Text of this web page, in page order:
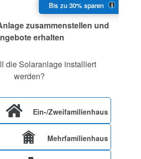
zusammenstellen und
erhalten
die Solaranlage installiert
werden?
Ein-/Zweifamilienhaus
Mehrfamilienhaus